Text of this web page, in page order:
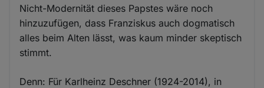
Nicht-Modernität dieses Papstes wäre noch
hinzuzufügen, dass Franziskus auch dogmatisch
alles beim Alten lässt, was kaum minder skeptisch
stimmt.
Denn: Für Karlheinz Deschner (1924-2014), in